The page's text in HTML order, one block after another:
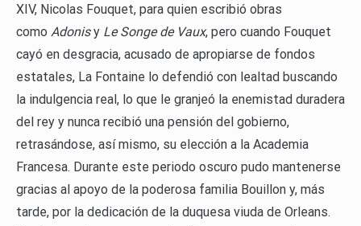
XIV, Nicolas Fouquet, para quien escribió obras
como Adonisy Le Songe de Vaux, pero cuando Fouquet
cayó en desgracia, acusado de apropiarse de fondos
estatales, La Fontaine lo defendió con lealtad buscando
la indulgencia real, lo que le granjeó la enemistad duradera
del rey y nunca recibió una pensión del gobierno,
retrasándose, así mismo, su elección a la Academia
Francesa. Durante este periodo oscuro pudo mantenerse
gracias al apoyo de la poderosa familia Bouillon y, más
tarde, por la dedicación de la duquesa viuda de Orleans.